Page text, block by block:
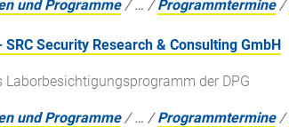
und Programme /… /Programmtermine /
Security Research & Consulting GmbH
Laborbesichtigungsprogramm der DPG
und Programme /… /Programmtermine /